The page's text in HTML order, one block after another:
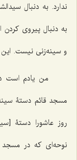
ندارد. به دنبال
به دنبال پیروی
و سینه‌زنی نیست. این
من یادم است
مسجد قائم دستۀ
روز عاشورا دستۀ
نوحه‌ای که در